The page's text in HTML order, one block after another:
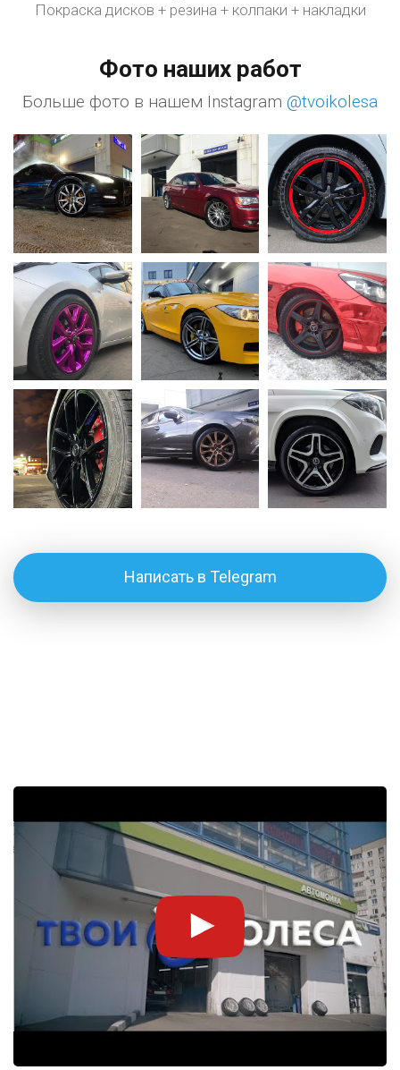
Покраска дисков + резина + колпаки + накладки
Фото наших работ
Больше фото в нашем Instagram @tvoikolesa
Написать в Telegram